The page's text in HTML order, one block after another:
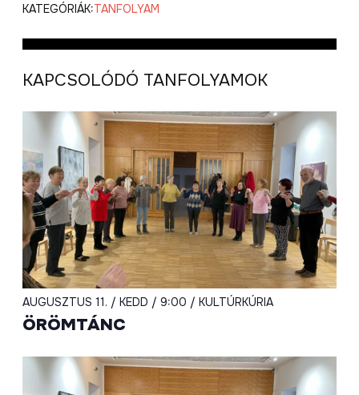
KATEGÓRIÁK:TANFOLYAM
KAPCSOLÓDÓ TANFOLYAMOK
AUGUSZTUS 11. / KEDD / 9:00 / KULTÚRKÚRIA
ÖRÖMTÁNC